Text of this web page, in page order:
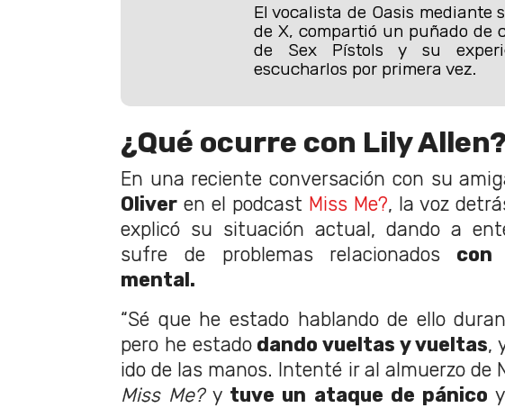
El vocalista de Oasis mediante
de X, compartió un puñado de
de Sex Pístols y su
escucharlos por primera vez.
¿Qué ocurre con Lily Allen?
En una reciente conversación con su
Oliver en el podcast Miss Me?, la voz
explicó su situación actual, dando a
sufre de problemas relacionados con
mental.
“Sé que he estado hablando de ello
pero he estadodando vueltas y vueltas,
ido de las manos. Intenté ir al almuerzo de
Miss Me?y tuve un ataque de pánico